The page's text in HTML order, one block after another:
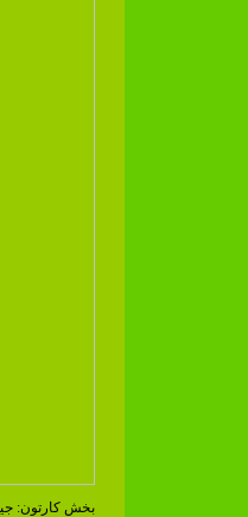
بخش کارتون: جیتت